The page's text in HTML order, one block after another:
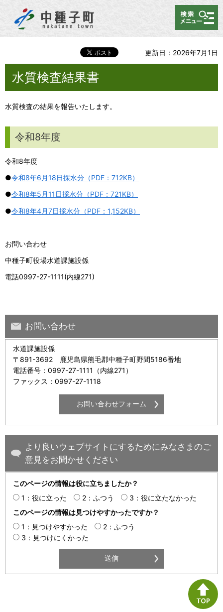
メニュー
更新日：2026年7月1日
水質検査結果書
水質検査の結果を報告いたします。
令和8年度
令和8年度
●令和8年6月18日採水分（PDF：712KB）
●令和8年5月11日採水分（PDF：721KB）
●令和8年4月7日採水分（PDF：1,152KB）
お問い合わせ
中種子町役場水道課施設係
電話0997-27-1111(内線271)
お問い合わせ
水道課施設係
〒891-3692 鹿児島県熊毛郡中種子町野間5186番地
電話番号：0997-27-1111（内線271）
ファックス：0997-27-1118
より良いウェブサイトにするためにみなさまのご
意見をお聞かせください
このページの情報は役に立ちましたか？
1：役に立った
2：ふつう
3：役に立たなかった
このページの情報は見つけやすかったですか？
1：見つけやすかった
2：ふつう
3：見つけにくかった